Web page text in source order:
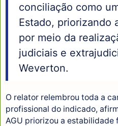
conciliação como
Estado, priorizando
por meio da
judiciais e
Weverton.
O relator relembrou toda a
profissional do indicado,
AGU priorizou a estabilidade